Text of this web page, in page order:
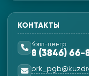
КОНТАКТЫ
Колл-центр
8 (3846) 66-